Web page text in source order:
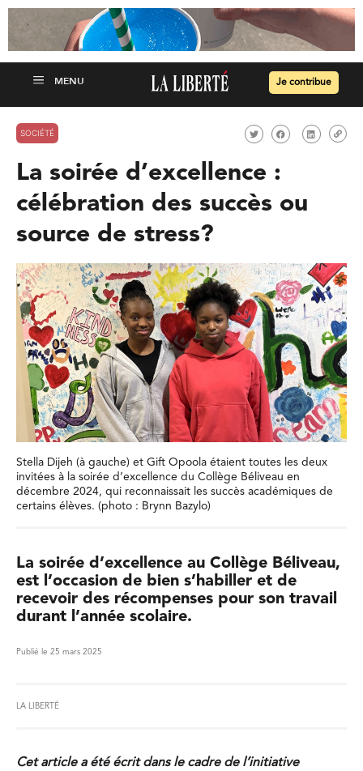
Je contribue
SOCIÉTÉ
La soirée d’excellence :
célébration des succès ou
source de stress?
Stella Dijeh (à gauche) et Gift Opoola étaient toutes les deux
invitées à la soirée d’excellence du Collège Béliveau en
décembre 2024, qui reconnaissait les succès académiques de
certains élèves. (photo : Brynn Bazylo)
La soirée d’excellence au Collège Béliveau,
est l’occasion de bien s’habiller et de
recevoir des récompenses pour son travail
durant l’année scolaire.
Publié le 25 mars 2025
LA LIBERTÉ
Cet article a été écrit dans le cadre de l’initiative